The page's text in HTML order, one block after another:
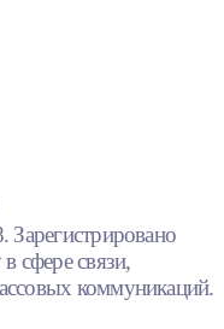
сфере связи,
коммуникаций.